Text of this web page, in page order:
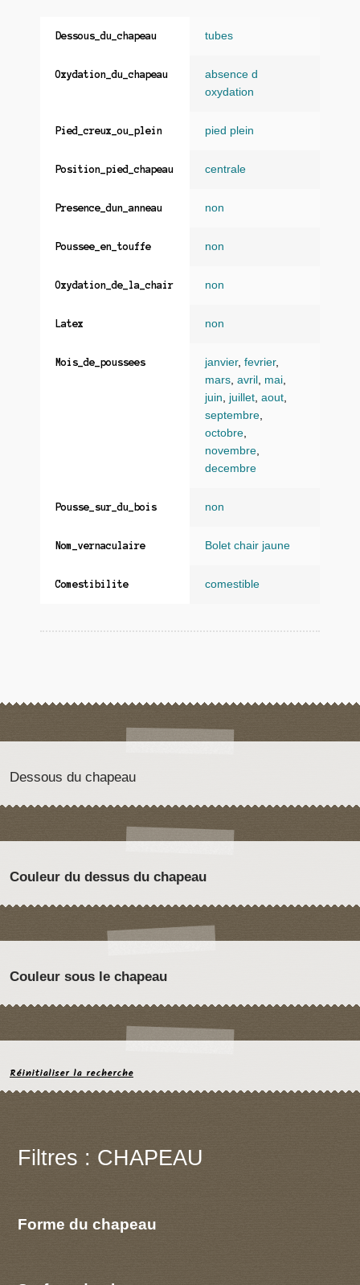
Dessous_du_chapeau tubes
Oxydation_du_chapeau
absence d
oxydation
Pied_creux_ou_plein pied plein
Position_pied_chapeau centrale
Presence_dun_anneau non
Poussee_en_touffe non
Oxydation_de_la_chair non
Latex non
Mois_de_poussees janvier, fevrier,
mars, avril , mai,
juin, juillet, aout,
septembre,
octobre,
novembre,
decembre
Pousse_sur_du_bois non
Nom_vernaculaire Bolet chair jaune
Comestibilite comestible
Dessous du chapeau
Couleur du dessus du chapeau
Couleur sous le chapeau
Réinitialiser la recherche
Filtres : CHAPEAU
Forme du chapeau